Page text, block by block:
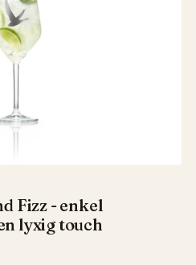
Fizz - enkel
lyxig touch